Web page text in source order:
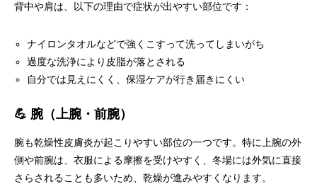
背中や肩は、以下の理由で症状が出やすい部位です：
ナイロンタオルなどで強くこすって洗ってしまいがち
過度な洗浄により皮脂が落とされる
自分では見えにくく、保湿ケアが行き届きにくい
💪 腕（上腕・前腕）
腕も乾燥性皮膚炎が起こりやすい部位の一つです。特に上腕の外
側や前腕は、衣服による摩擦を受けやすく、冬場には外気に直接
さらされることも多いため、乾燥が進みやすくなります。